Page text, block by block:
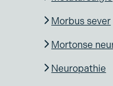
Morbus sever
Mortonse
Neuropathie